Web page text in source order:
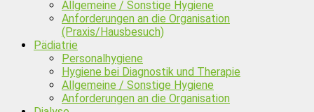
Allgemeine / Sonstige Hygiene
Anforderungen an die Organisation
(Praxis/Hausbesuch)
Pädiatrie
Personalhygiene
Hygiene bei Diagnostik und Therapie
Allgemeine / Sonstige Hygiene
Anforderungen an die Organisation